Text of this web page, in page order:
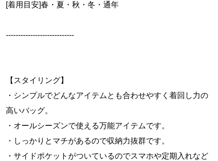
[着用目安]春・夏・秋・冬・通年
----------------------------
【スタイリング】
・シンプルでどんなアイテムとも合わせやすく着回し力の
高いバッグ。
・オールシーズンで使える万能アイテムです。
・しっかりとマチがあるので収納力抜群です。
・サイドポケットがついているのでスマホや定期入れなど